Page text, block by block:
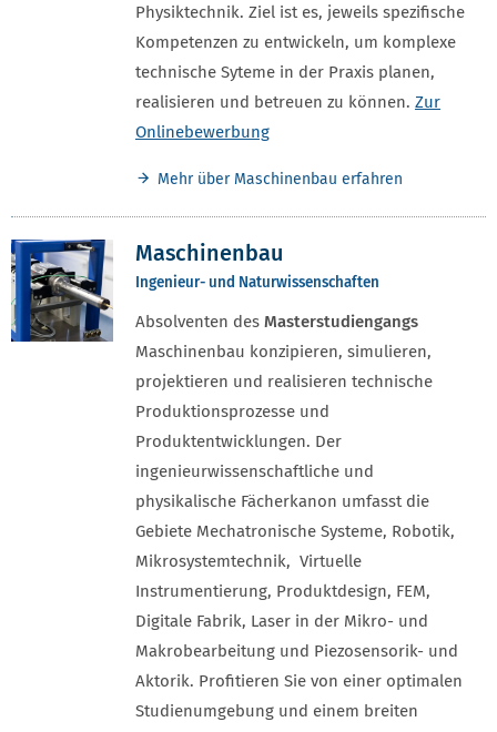
Physiktechnik. Ziel ist es, jeweils spezifische
Kompetenzen zu entwickeln, um komplexe
technische Syteme in der Praxis planen,
realisieren und betreuen zu können. Zur
Onlinebewerbung
Mehr über Maschinenbau erfahren
Maschinenbau
Ingenieur- und Naturwissenschaften
Absolventen des Masterstudiengangs
Maschinenbau konzipieren, simulieren,
projektieren und realisieren technische
Produktionsprozesse und
Produktentwicklungen. Der
ingenieurwissenschaftliche und
physikalische Fächerkanon umfasst die
Gebiete Mechatronische Systeme, Robotik,
Mikrosystemtechnik, Virtuelle
Instrumentierung, Produktdesign, FEM,
Digitale Fabrik, Laser in der Mikro- und
Makrobearbeitung und Piezosensorik- und
Aktorik. Profitieren Sie von einer optimalen
Studienumgebung und einem breiten